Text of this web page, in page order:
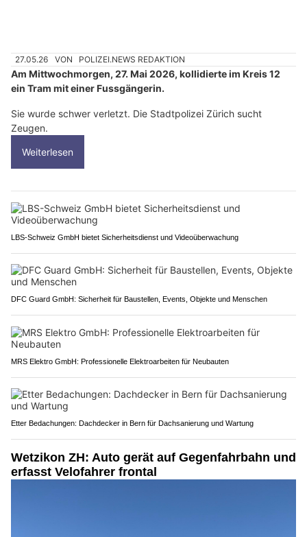
27.05.26 VON POLIZEI.NEWS REDAKTION
Am Mittwochmorgen, 27. Mai 2026, kollidierte im Kreis 12
ein Tram mit einer Fussgängerin.
Sie wurde schwer verletzt. Die Stadtpolizei Zürich sucht
Zeugen.
Weiterlesen
LBS-Schweiz GmbH bietet Sicherheitsdienst und Videoüberwachung
DFC Guard GmbH: Sicherheit für Baustellen, Events, Objekte und Menschen
MRS Elektro GmbH: Professionelle Elektroarbeiten für Neubauten
Etter Bedachungen: Dachdecker in Bern für Dachsanierung und Wartung
Wetzikon ZH: Auto gerät auf Gegenfahrbahn und
erfasst Velofahrer frontal